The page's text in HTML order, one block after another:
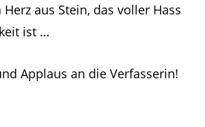
Herz aus Stein, das voller Hass
ist …
Applaus an die Verfasserin!